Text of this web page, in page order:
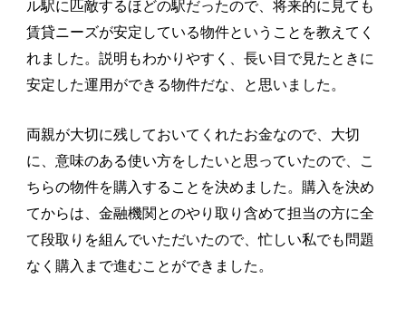
ル駅に匹敵するほどの駅だったので、将来的に見ても
賃貸ニーズが安定している物件ということを教えてく
れました。説明もわかりやすく、長い目で見たときに
安定した運用ができる物件だな、と思いました。
両親が大切に残しておいてくれたお金なので、大切
に、意味のある使い方をしたいと思っていたので、こ
ちらの物件を購入することを決めました。購入を決め
てからは、金融機関とのやり取り含めて担当の方に全
て段取りを組んでいただいたので、忙しい私でも問題
なく購入まで進むことができました。